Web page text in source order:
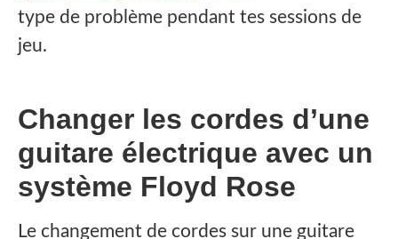
type de problème pendant tes sessions de
jeu.
Changer les cordes d’une
guitare électrique avec un
système Floyd Rose
‍Le changement de cordes sur une guitare